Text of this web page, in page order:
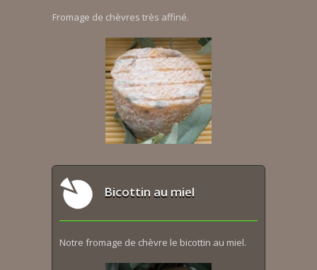
Fromage de chèvres très affiné.
Bicottin au miel
Notre fromage de chèvre le bicottin au miel.